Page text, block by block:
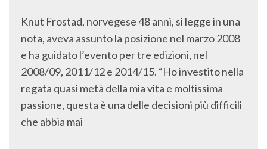
Knut Frostad, norvegese 48 anni, si legge in una
nota, aveva assunto la posizione nel marzo 2008
e ha guidato l’evento per tre edizioni, nel
2008/09, 2011/12 e 2014/15. “Ho investito nella
regata quasi metà della mia vita e moltissima
passione, questa è una delle decisioni più difficili
che abbia mai